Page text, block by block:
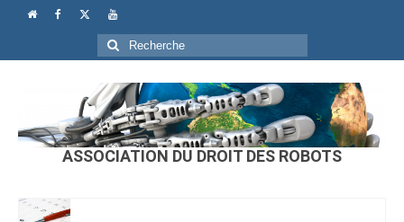
Rechercher
:
ASSOCIATION DU DROIT DES ROBOTS